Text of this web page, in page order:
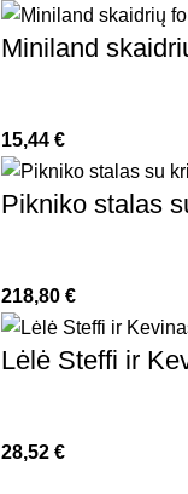
Miniland
15,44 €
Pikniko stalas
218,80 €
Lėlė Steffi ir
28,52 €